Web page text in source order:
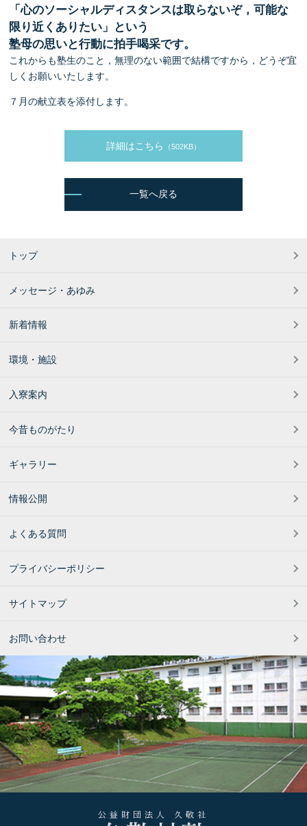
「心のソーシャルディスタンスは取らないぞ，可能な
限り近くありたい」という
塾母の思いと行動に拍手喝采です。
これからも塾生のこと，無理のない範囲で結構ですから，どうぞ宜
しくお願いいたします。
７月の献立表を添付します。
詳細はこちら （502KB）
一覧へ戻る
トップ
メッセージ・あゆみ
新着情報
環境・施設
入寮案内
今昔ものがたり
ギャラリー
情報公開
よくある質問
プライバシーポリシー
サイトマップ
お問い合わせ
公益財団法人 久敬社